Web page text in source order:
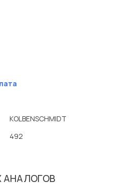
KOLBENSCHMIDT
492